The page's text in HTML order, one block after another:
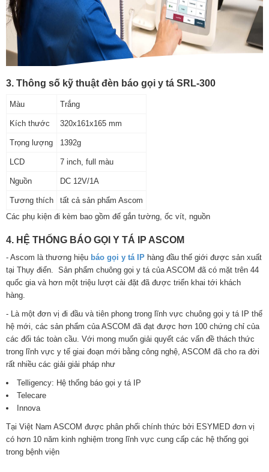
3. Thông số kỹ thuật đèn báo gọi y tá SRL-300
Màu Trắng
Kích thước 320x161x165 mm
Trọng lượng 1392g
LCD 7 inch, full màu
Nguồn DC 12V/1A
Tương thích
tất cả sản phẩm Ascom
Các phụ kiện đi kèm bao gồm đế gắn tường, ốc vít, nguồn
4. HỆ THỐNG BÁO GỌI Y TÁ IP ASCOM
- Ascom là thương hiệu báo gọi y tá IP hàng đầu thế giới được sản xuất
tại Thụy điển. Sản phẩm chuông gọi y tá của ASCOM đã có mặt trên 44
quốc gia và hơn một triệu lượt cài đặt đã được triển khai tới khách
hàng.
- Là một đơn vị đi đầu và tiên phong trong lĩnh vực chuông gọi y tá IP thế
hệ mới, các sản phẩm của ASCOM đã đạt được hơn 100 chứng chỉ của
các đối tác toàn cầu. Với mong muốn giải quyết các vấn đề thách thức
trong lĩnh vực y tế giai đoạn mới bằng công nghệ, ASCOM đã cho ra đời
rất nhiều các giải giải pháp như
Telligency: Hệ thống báo gọi y tá IP
Telecare
Innova
Tại Việt Nam ASCOM được phân phối chính thức bởi ESYMED đơn vị
có hơn 10 năm kinh nghiệm trong lĩnh vực cung cấp các hệ thống gọi
trong bệnh viện